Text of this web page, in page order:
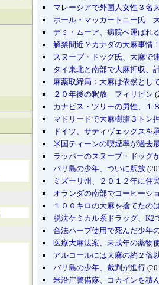
マレーシアで外国人女性３
ポール・マッカートニー氏
デミ・ムーア、病院へ運ばれ
解禁間近？カナダの大麻事情！
スヌープ・ドッグ氏、大麻
タイ東北と南部で大麻押収、
麻薬取締局：大麻は依然とし
２０年後の釈放 フィリピン
カナビス・ツリーの男性、
マドリードで大麻樹脂３トン
ドイツ、サティヴェックスを
米国ティーンの喫煙率が過去
ラッパーのスヌープ・ドッグ
バリ島の少年、ついに釈放
ミズーリ州、２０１２年に
オランダの南部でコーヒーシ
１００キロの大麻を捨てたの
脱法ケミカル系ドラッグ、K2
合法ハーブ使用で死んだ少年
医療大麻法案、未成年の薬物
アルコールには大麻の約２倍
バリ島の少年、裁判が進行
米沿岸警備隊、コカインを積